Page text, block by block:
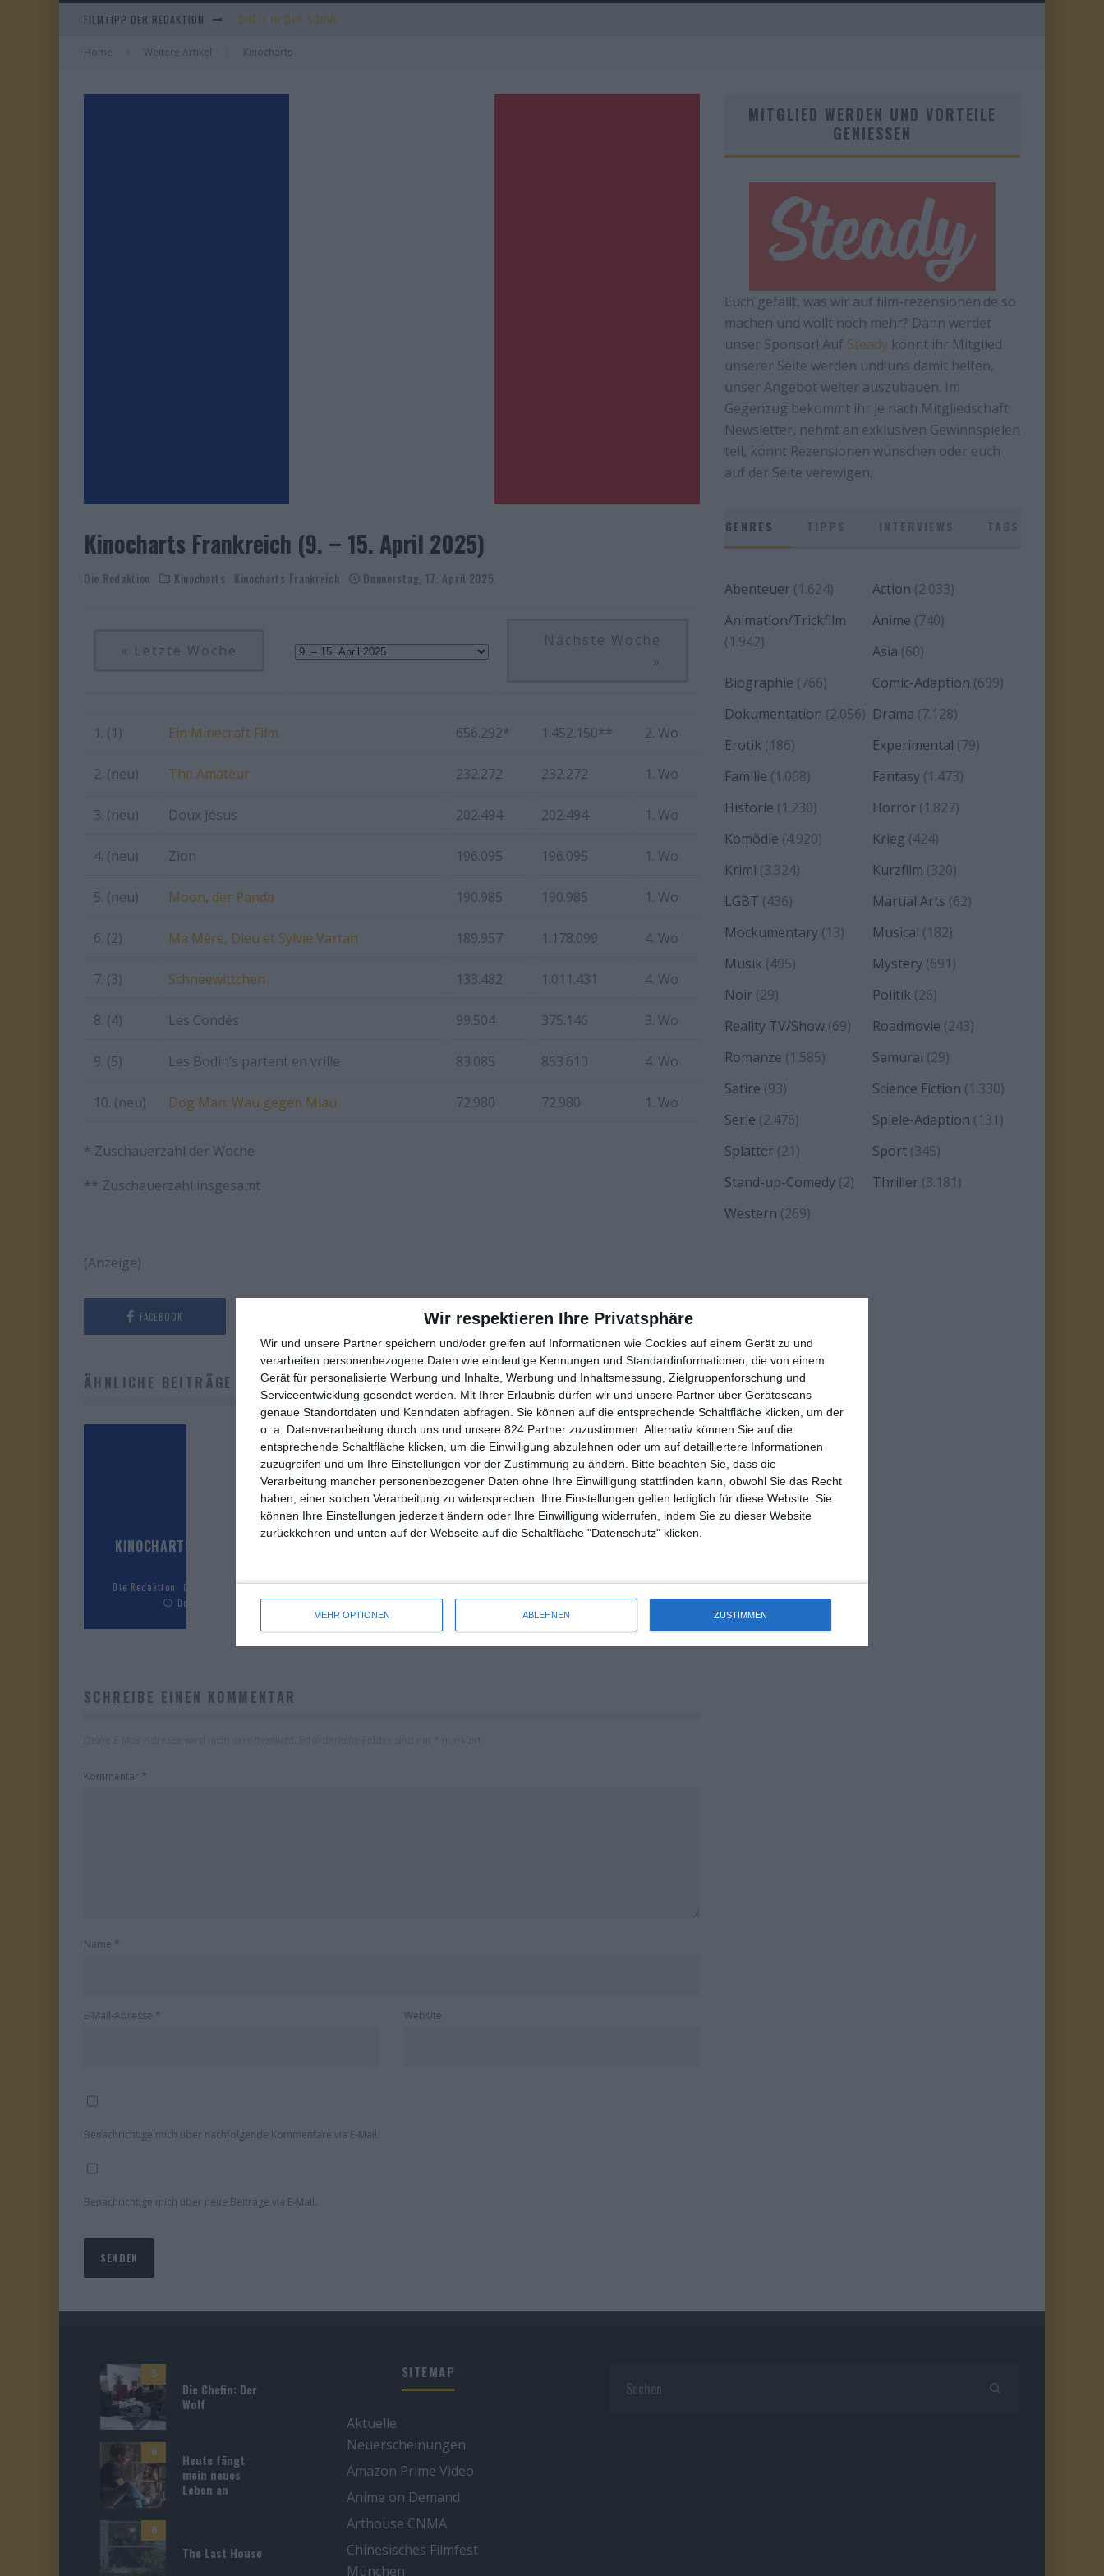
Wir respektieren Ihre Privatsphäre
Wir und unsere Partner speichern und/oder greifen auf Informationen wie Cookies auf einem Gerät zu und
verarbeiten personenbezogene Daten wie eindeutige Kennungen und Standardinformationen, die von einem
Gerät für personalisierte Werbung und Inhalte, Werbung und Inhaltsmessung, Zielgruppenforschung und
Serviceentwicklung gesendet werden.
Mit Ihrer Erlaubnis dürfen wir und unsere Partner über Gerätescans
genaue Standortdaten und Kenndaten abfragen. Sie können auf die entsprechende Schaltfläche klicken, um der
o. a. Datenverarbeitung durch uns und unsere 824 Partner zuzustimmen. Alternativ können Sie auf die
entsprechende Schaltfläche klicken, um die Einwilligung abzulehnen oder um auf detailliertere Informationen
zuzugreifen und um Ihre Einstellungen vor der Zustimmung zu ändern.
Bitte beachten Sie, dass die
Verarbeitung mancher personenbezogener Daten ohne Ihre Einwilligung stattfinden kann, obwohl Sie das Recht
haben, einer solchen Verarbeitung zu widersprechen. Ihre Einstellungen gelten lediglich für diese Website. Sie
können Ihre Einstellungen jederzeit ändern oder Ihre Einwilligung widerrufen, indem Sie zu dieser Website
zurückkehren und unten auf der Webseite auf die Schaltfläche "Datenschutz" klicken.
MEHR OPTIONEN ABLEHNEN ZUSTIMMEN
FILMTIPP DER REDAKTION DUELL IN DER SONNE
EVERYTIME
Home Weitere Artikel Kinocharts
Kinocharts Frankreich (9. – 15. April 2025)
Die Redaktion Kinocharts Kinocharts Frankreich Donnerstag, 17. April 2025
« Letzte Woche
Nächste Woche
»
1. (1) Ein Minecraft Film 656.292* 1.452.150** 2. Wo
2. (neu) The Amateur 232.272 232.272 1. Wo
3. (neu) Doux Jésus 202.494 202.494 1. Wo
4. (neu) Zion 196.095 196.095 1. Wo
5. (neu) Moon, der Panda 190.985 190.985 1. Wo
6. (2) Ma Mère, Dieu et Sylvie Vartan 189.957 1.178.099 4. Wo
7. (3) Schneewittchen 133.482 1.011.431 4. Wo
8. (4) Les Condés 99.504 375.146 3. Wo
9. (5) Les Bodin’s partent en vrille 83.085 853.610 4. Wo
10. (neu) Dog Man: Wau gegen Miau 72.980 72.980 1. Wo
* Zuschauerzahl der Woche
** Zuschauerzahl insgesamt
(Anzeige)
FACEBOOK PINTEREST EMAIL
ÄHNLICHE BEITRÄGE
KINOCHARTS FRANKREICH (29. JULI – 4.
Die Redaktion Kinocharts
Kinocharts Frankreich
Donnerstag, 6. August 2026
Die Redaktion Kinocharts
Kinocharts Südkorea
Mittwoch, 5. August 2026
SCHREIBE EINEN KOMMENTAR
Kommentar *
Name *
E-Mail-Adresse * Website
Benachrichtige mich über nachfolgende Kommentare via E-Mail.
Benachrichtige mich über neue Beiträge via E-Mail.
MITGLIED WERDEN UND VORTEILE
GENIESSEN
Euch gefällt, was wir auf film-rezensionen.de so
machen und wollt noch mehr? Dann werdet
unser Sponsor! Auf Steady könnt ihr Mitglied
unserer Seite werden und uns damit helfen,
unser Angebot weiter auszubauen. Im
Gegenzug bekommt ihr je nach Mitgliedschaft
Newsletter, nehmt an exklusiven Gewinnspielen
teil, könnt Rezensionen wünschen oder euch
auf der Seite verewigen.
GENRES
Abenteuer (1.624) Action (2.033)
Animation/Trickfilm
(1.942)
Anime (740)
Asia (60)
Biographie (766) Comic-Adaption (699)
Dokumentation (2.056) Drama (7.128)
Erotik (186) Experimental (79)
Familie (1.068) Fantasy(1.473)
Historie (1.230) Horror(1.827)
Komödie (4.920) Krieg (424)
Krimi (3.324) Kurzfilm (320)
LGBT (436) Martial Arts (62)
Mockumentary (13) Musical (182)
Musik (495) Mystery(691)
Noir (29) Politik (26)
Reality TV/Show (69) Roadmovie (243)
Romanze (1.585) Samurai (29)
Satire (93) Science Fiction (1.330)
Serie (2.476) Spiele-Adaption (131)
Splatter (21) Sport(345)
Stand-up-Comedy (2) Thriller(3.181)
Western (269)
5
Die Chefin: Der
Wolf
6
Heute fängt
mein neues
Leben an
6
The Last House
SITEMAP
Aktuelle
Neuerscheinungen
Amazon Prime Video
Anime on Demand
Arthouse CNMA
Chinesisches Filmfest
München